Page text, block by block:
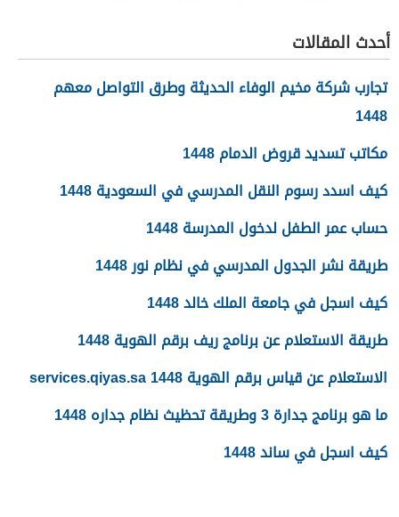
أحدث المقالات
تجارب شركة مخيم الوفاء الحديثة وطرق التواصل معهم
1448
مكاتب تسديد قروض الدمام 1448
كيف اسدد رسوم النقل المدرسي في السعودية 1448
حساب عمر الطفل لدخول المدرسة 1448
طريقة نشر الجدول المدرسي في نظام نور 1448
كيف اسجل في جامعة الملك خالد 1448
طريقة الاستعلام عن برنامج ريف برقم الهوية 1448
الاستعلام عن قياس برقم الهوية 1448 services.qiyas.sa
ما هو برنامج جدارة 3 وطريقة تحظيث نظام جداره 1448
كيف اسجل في ساند 1448